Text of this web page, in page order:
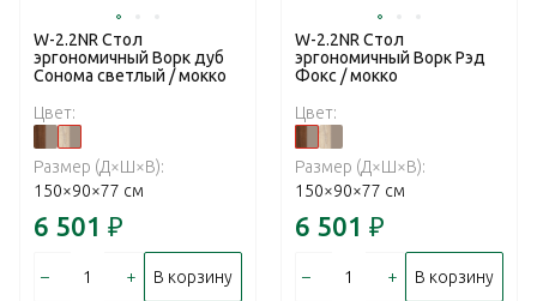
W-2.2NR Стол
эргономичный Ворк дуб
Сонома светлый / мокко
Цвет:
Размер (Д×Ш×В):
150×90×77 см
6 501 ₽
– + В корзину
W-2.2NR Стол
эргономичный Ворк Рэд
Фокс / мокко
Цвет:
Размер (Д×Ш×В):
150×90×77 см
6 501 ₽
– + В корзину